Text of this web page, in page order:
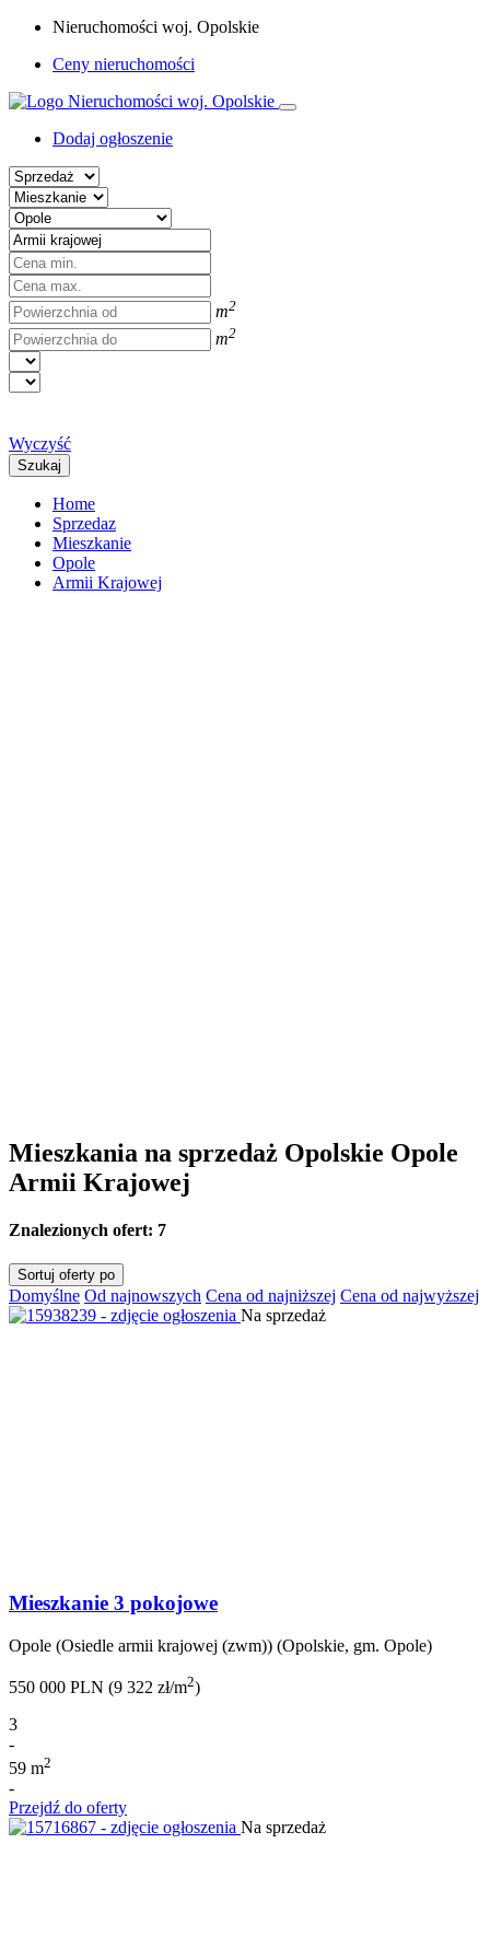
Nieruchomości woj. Opolskie
Ceny nieruchomości
Dodaj ogłoszenie
m2
m2
Wyczyść
Szukaj
Home
Sprzedaz
Mieszkanie
Opole
Armii Krajowej
Mieszkania na sprzedaż Opolskie Opole
Armii Krajowej
Znalezionych ofert: 7
Sortuj oferty po
Domyślne Od najnowszych Cena od najniższej Cena od najwyższej
Na sprzedaż
Mieszkanie 3 pokojowe
Opole (Osiedle armii krajowej (zwm)) (Opolskie, gm. Opole)
550 000 PLN (9 322 zł/m2)
3
-
59 m2
-
Przejdź do oferty
Na sprzedaż